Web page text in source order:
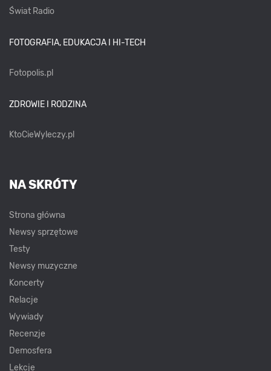
Świat Radio
FOTOGRAFIA, EDUKACJA I HI-TECH
Fotopolis.pl
ZDROWIE I RODZINA
KtoCieWyleczy.pl
NA SKRÓTY
Strona główna
Newsy sprzętowe
Testy
Newsy muzyczne
Koncerty
Relacje
Wywiady
Recenzje
Demosfera
Lekcje